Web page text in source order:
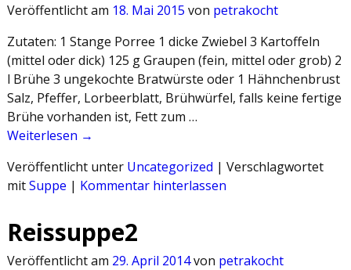
Veröffentlicht am 18. Mai 2015 von petrakocht
Zutaten: 1 Stange Porree 1 dicke Zwiebel 3 Kartoffeln
(mittel oder dick) 125 g Graupen (fein, mittel oder grob) 2
l Brühe 3 ungekochte Bratwürste oder 1 Hähnchenbrust
Salz, Pfeffer, Lorbeerblatt, Brühwürfel, falls keine fertige
Brühe vorhanden ist, Fett zum …
Weiterlesen →
Veröffentlicht unter Uncategorized | Verschlagwortet
mitSuppe | Kommentar hinterlassen
Reissuppe2
Veröffentlicht am 29. April 2014von petrakocht